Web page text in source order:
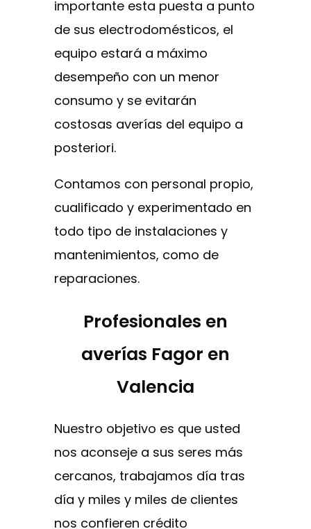
importante esta puesta a punto
de sus electrodomésticos, el
equipo estará a máximo
desempeño con un menor
consumo y se evitarán
costosas averías del equipo a
posteriori.
Contamos con personal propio,
cualificado y experimentado en
todo tipo de instalaciones y
mantenimientos, como de
reparaciones.
Profesionales en
averías Fagor en
Valencia
Nuestro objetivo es que usted
nos aconseje a sus seres más
cercanos, trabajamos día tras
día y miles y miles de clientes
nos confieren crédito